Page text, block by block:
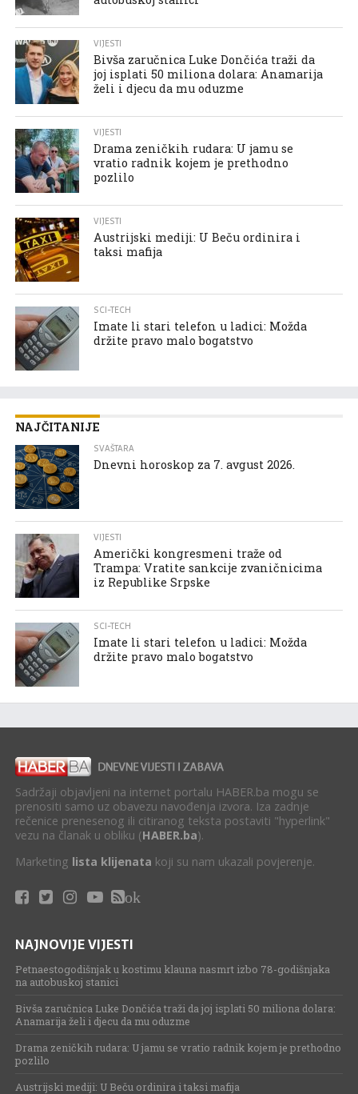
VIJESTI
Bivša zaručnica Luke Dončića traži da
joj isplati 50 miliona dolara: Anamarija
želi i djecu da mu oduzme
VIJESTI
Drama zeničkih rudara: U jamu se
vratio radnik kojem je prethodno
pozlilo
VIJESTI
Austrijski mediji: U Beču ordinira i
taksi mafija
SCI-TECH
Imate li stari telefon u ladici: Možda
držite pravo malo bogatstvo
NAJČITANIJE
SVAŠTARA
Dnevni horoskop za 7. avgust 2026.
VIJESTI
Američki kongresmeni traže od
Trampa: Vratite sankcije zvaničnicima
iz Republike Srpske
SCI-TECH
Imate li stari telefon u ladici: Možda
držite pravo malo bogatstvo
Sadržaji objavljeni na internet portalu HABER.ba mogu se
prenositi samo uz obavezu navođenja izvora. Iza zadnje
rečenice prenesenog ili citiranog teksta postaviti "hyperlink"
vezu na članak u obliku (HABER.ba).
Marketing lista klijenata koji su nam ukazali povjerenje.
ok
NAJNOVIJE VIJESTI
Petnaestogodišnjak u kostimu klauna nasmrt izbo 78-godišnjaka
na autobuskoj stanici
Bivša zaručnica Luke Dončića traži da joj isplati 50 miliona dolara:
Anamarija želi i djecu da mu oduzme
Drama zeničkih rudara: U jamu se vratio radnik kojem je prethodno
pozlilo
Austrijski mediji: U Beču ordinira i taksi mafija